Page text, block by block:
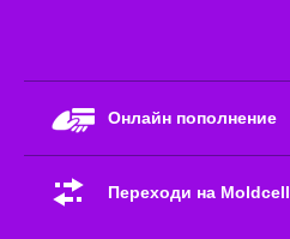
Онлайн пополнение
Переходи на Moldcell